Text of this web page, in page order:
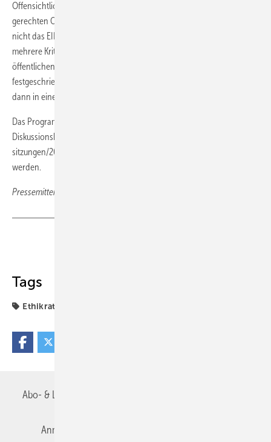
Offensichtlich sei auch, so
gerechten Organverteilung eine primär ethische Frage sei. Es gebe
nicht das EINE Kriterium für eine gerechte Zuteilung. Vielmehr seien
mehrere Kriterien miteinander zu kombinieren, die in einer intensiven
öffentlichen Debatte bestimmt und gewichtet sowie vom Gesetzgeber
festgeschrieben werden müssten. Die konkrete Anwendung müsse
dann in einem zweiten Schritt medizinisch bestimmt werden.
Das Programm der Veranstaltung so-wie die Vorträge und
Diskussionsbeiträge können unter
sitzungen/2013/dokumente-plenarsitzung- 26-09-2013 abgerufen
werden.
Pressemitteilung Deutscher Ethikrat, Berlin
Tags
Ethikrat
Abo- & Leserservice
Anmelden